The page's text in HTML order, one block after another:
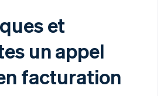
et
un appel
facturation